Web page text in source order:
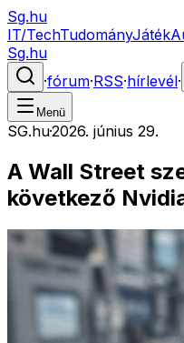
Sg.hu
IT/TechTudományJáték
Sg.hu
·fórum·RSS·hírlevél·
Menü
SG.hu·2026. június 29.
A Wall Street
következő